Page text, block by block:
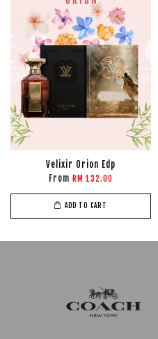
Velixir Orion Edp
From RM 132.00
ADD TO CART